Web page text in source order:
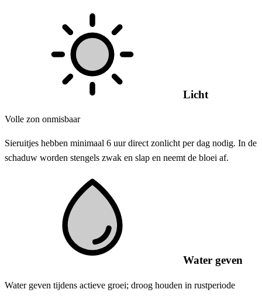
Licht
Volle zon onmisbaar
Sieruitjes hebben minimaal 6 uur direct zonlicht per dag nodig. In de
schaduw worden stengels zwak en slap en neemt de bloei af.
Water geven
Water geven tijdens actieve groei; droog houden in rustperiode